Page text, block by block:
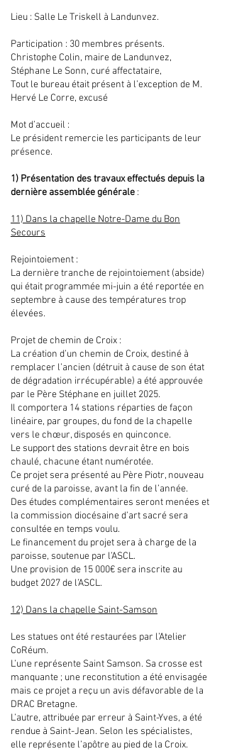
Lieu : Salle Le Triskell à Landunvez.
Participation : 30 membres présents.
Christophe Colin, maire de Landunvez,
Stéphane Le Sonn, curé affectataire,
Tout le bureau était présent à l’exception de M.
Hervé Le Corre, excusé
Mot d’accueil :
Le président remercie les participants de leur
présence.
1) Présentation des travaux effectués depuis la
dernière assemblée générale :
11) Dans la chapelle Notre-Dame du Bon
Secours
Rejointoiement :
La dernière tranche de rejointoiement (abside)
qui était programmée mi-juin a été reportée en
septembre à cause des températures trop
élevées.
Projet de chemin de Croix :
La création d’un chemin de Croix, destiné à
remplacer l’ancien (détruit à cause de son état
de dégradation irrécupérable) a été approuvée
par le Père Stéphane en juillet 2025.
Il comportera 14 stations réparties de façon
linéaire, par groupes, du fond de la chapelle
vers le chœur, disposés en quinconce.
Le support des stations devrait être en bois
chaulé, chacune étant numérotée.
Ce projet sera présenté au Père Piotr, nouveau
curé de la paroisse, avant la fin de l’année.
Des études complémentaires seront menées et
la commission diocésaine d’art sacré sera
consultée en temps voulu.
Le financement du projet sera à charge de la
paroisse, soutenue par l’ASCL.
Une provision de 15 000€ sera inscrite au
budget 2027 de l’ASCL.
12) Dans la chapelle Saint-Samson
Les statues ont été restaurées par l’Atelier
CoRéum.
L’une représente Saint Samson. Sa crosse est
manquante ; une reconstitution a été envisagée
mais ce projet a reçu un avis défavorable de la
DRAC Bretagne.
L’autre, attribuée par erreur à Saint-Yves, a été
rendue à Saint-Jean. Selon les spécialistes,
elle représente l’apôtre au pied de la Croix.